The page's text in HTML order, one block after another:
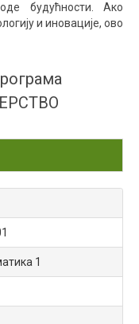
будућности. Ако
и иновације, ово
1